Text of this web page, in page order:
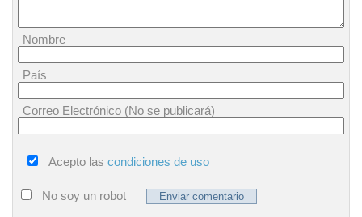
Nombre
País
Correo Electrónico (No se publicará)
Acepto las condiciones de uso
No soy un robot